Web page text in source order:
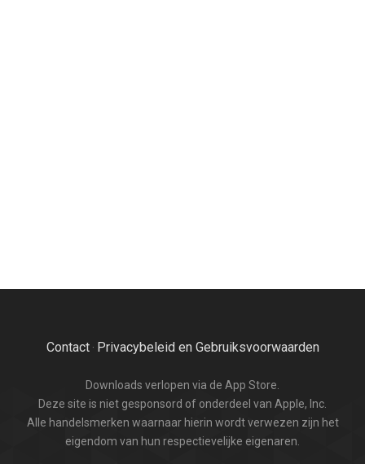
Contact· Privacybeleid en Gebruiksvoorwaarden
Downloads verlopen via de App Store.
Deze site is niet gesponsord of onderdeel van Apple, Inc.
Alle handelsmerken waarnaar hierin wordt verwezen zijn het
eigendom van hun respectievelijke eigenaren.